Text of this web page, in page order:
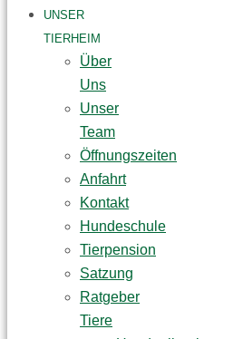
UNSER
TIERHEIM
Über
Uns
Unser
Team
Öffnungszeiten
Anfahrt
Kontakt
Hundeschule
Tierpension
Satzung
Ratgeber
Tiere